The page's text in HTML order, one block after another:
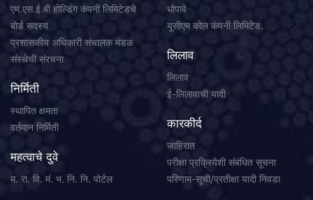
एम.एस.ई.बी होल्डिंग कंपनी लिमिटेडचे
बोर्ड सदस्य
प्रशासकीय अधिकारी संचालक मंडळ
संस्थेची संरचना
निर्मिती
स्थापित क्षमता
वर्तमान निर्मिती
महत्वाचे दुवे
म. रा. वि. मं. भ. नि. नि. पोर्टल
धोपावे
यूसीएम कोल कंपनी लिमिटेड.
लिलाव
लिलाव
ई-लिलावाची यादी
कारकीर्द
जाहिरात
परीक्षा प्रक्रियेशी संबंधित सूचना
परिणाम-सूची/प्रतीक्षा यादी निवडा